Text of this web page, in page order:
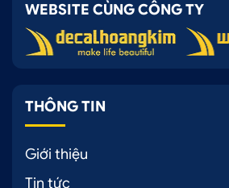
WEBSITE CÙNG CÔNG TY
THÔNG TIN
Giới thiệu
Tin tức